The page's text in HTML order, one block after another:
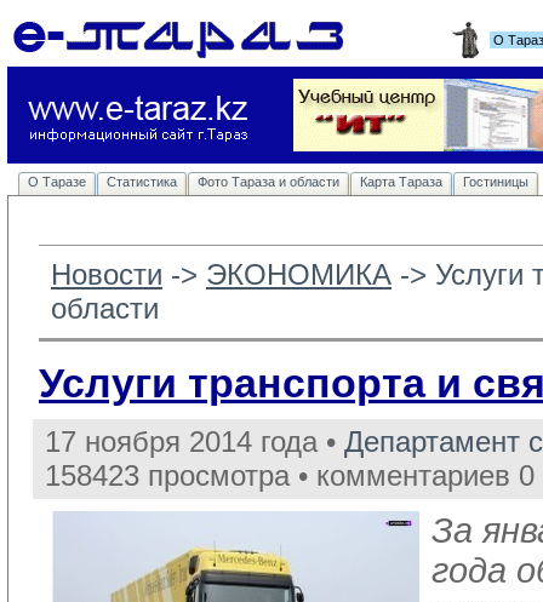
О
О Таразе Статистика Фото Тараза и области Карта Тараза Гостиницы
Новости -> ЭКОНОМИКА -> Услуги
области
Услуги транспорта и
17 ноября 2014 года • Департамент
158423 просмотра • комментариев 0
За
года